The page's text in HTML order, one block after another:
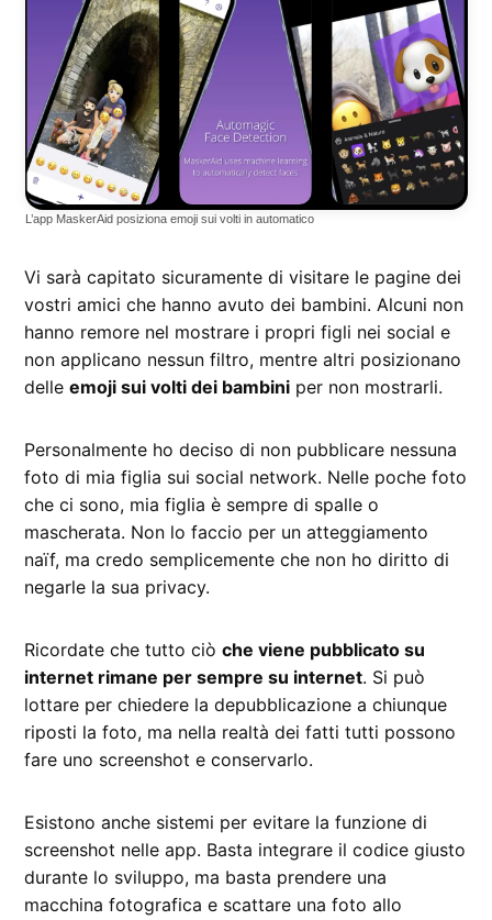
L’app MaskerAid posiziona emoji sui volti in automatico
Vi sarà capitato sicuramente di visitare le pagine dei
vostri amici che hanno avuto dei bambini. Alcuni non
hanno remore nel mostrare i propri figli nei social e
non applicano nessun filtro, mentre altri posizionano
delleemoji sui volti dei bambini per non mostrarli.
Personalmente ho deciso di non pubblicare nessuna
foto di mia figlia sui social network. Nelle poche foto
che ci sono, mia figlia è sempre di spalle o
mascherata. Non lo faccio per un atteggiamento
naïf, ma credo semplicemente che non ho diritto di
negarle la sua privacy.
Ricordate che tutto ciòche viene pubblicato su
internet rimane per sempre su internet. Si può
lottare per chiedere la depubblicazione a chiunque
riposti la foto, ma nella realtà dei fatti tutti possono
fare uno screenshot e conservarlo.
Esistono anche sistemi per evitare la funzione di
screenshot nelle app. Basta integrare il codice giusto
durante lo sviluppo, ma basta prendere una
macchina fotografica e scattare una foto allo